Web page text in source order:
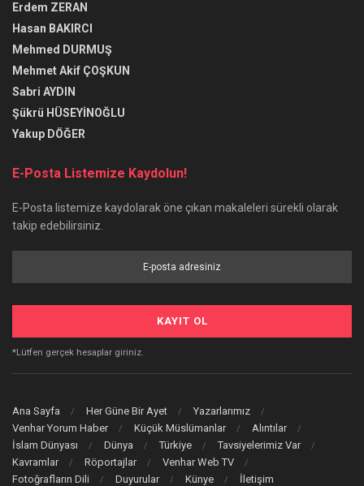
Erdem ZERAN
Hasan BAKIRCI
Mehmed DURMUŞ
Mehmet Akif ÇOŞKUN
Sabri AYDIN
Şükrü HÜSEYİNOĞLU
Yakup DÖĞER
E-Posta Listemize Kaydolun!
E-Posta listemize kaydolarak öne çıkan makaleleri sürekli olarak
takip edebilirsiniz.
*Lütfen gerçek hesaplar giriniz.
Ana Sayfa Her Güne Bir Ayet
Yazarlarımız
Venhar Yorum Haber
Küçük Müslümanlar
Alıntılar
İslam Dünyası
Dünya Türkiye
Tavsiyelerimiz Var
Kavramlar
Röportajlar
Venhar Web TV
Fotoğrafların Dili
Duyurular Künye İletişim